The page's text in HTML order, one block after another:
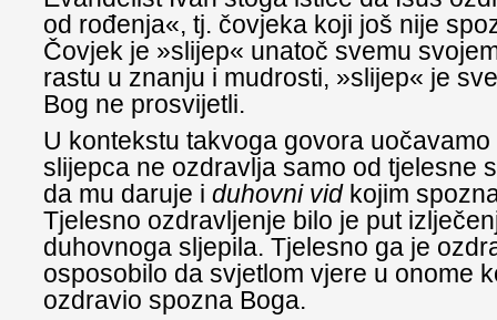
od rođenja«, tj. čovjeka koji još nije
Čovjek je »slijep« unatoč svemu
rastu u znanju i mudrosti, »slijep« je
Bog ne prosvijetli.
U kontekstu takvoga govora
slijepca ne ozdravlja samo od tjelesne
da mu daruje iduhovni vidkojim
Tjelesno ozdravljenje bilo je put
duhovnoga sljepila. Tjelesno ga je
osposobilo da svjetlom vjere u onome
ozdravio spozna Boga.